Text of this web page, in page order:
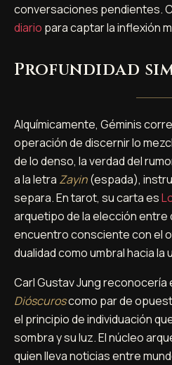
conversaciones pendientes.
diario para captar la inflexión
Profundidad
Alquímicamente, Géminis
operación de discernir lo
de lo denso, la verdad del
a la letra Zayin(espada),
separa. En tarot, su carta es
arquetipo de la elección entre
encuentro consciente con el
dualidad como umbral hacia la
Carl Gustav Jung reconocería
Dióscuroscomo par de
el principio de individuación
sombra y su luz. El núcleo
quien lleva noticias entre